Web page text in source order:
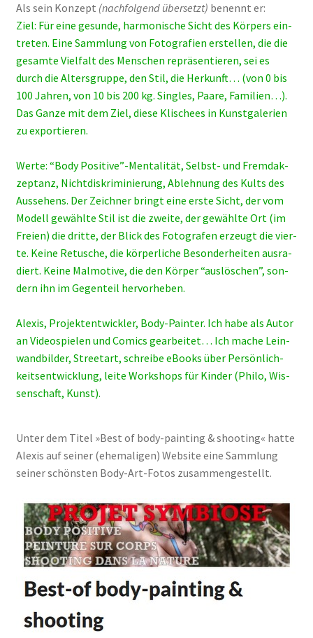
Als sein Kon­zept (nach­fol­gend über­setzt) benennt er:
Ziel: Für eine gesun­de, har­mo­ni­sche Sicht des Kör­pers ein­
tre­ten. Eine Samm­lung von Foto­gra­fien erstel­len, die die
gesam­te Viel­falt des Men­schen reprä­sen­tie­ren, sei es
durch die Alters­grup­pe, den Stil, die Her­kunft… (von 0 bis
100 Jah­ren, von 10 bis 200 kg. Sin­gles, Paa­re, Fami­li­en…).
Das Gan­ze mit dem Ziel, die­se Kli­schees in Kunst­ga­le­rien
zu expor­tie­ren.
Wer­te: “Body Positive”-Mentalität, Selbst- und Fremd­ak­
zep­tanz, Nicht­dis­kri­mi­nie­rung, Ableh­nung des Kults des
Aus­se­hens. Der Zeich­ner bringt eine ers­te Sicht, der vom
Modell gewähl­te Stil ist die zwei­te, der gewähl­te Ort (im
Frei­en) die drit­te, der Blick des Foto­gra­fen erzeugt die vier­
te. Kei­ne Retu­sche, die kör­per­li­che Beson­der­hei­ten aus­ra­
diert. Kei­ne Mal­mo­ti­ve, die den Kör­per “aus­lö­schen”, son­
dern ihn im Gegen­teil her­vor­he­ben.
Alexis, Pro­jekt­ent­wick­ler, Body-Pain­ter. Ich habe als Autor
an Video­spie­len und Comics gear­bei­tet… Ich mache Lein­
wand­bil­der, Street­art, schrei­be eBooks über Per­sön­lich­
keits­ent­wick­lung, lei­te Work­shops für Kin­der (Phi­lo, Wis­
sen­schaft, Kunst).
Unter dem Titel »Best of body-pain­ting & shoo­ting« hat­te
Alexis auf sei­ner (ehe­ma­li­gen) Web­site eine Samm­lung
sei­ner schöns­ten Body-Art-Fotos zusam­men­ge­stellt.